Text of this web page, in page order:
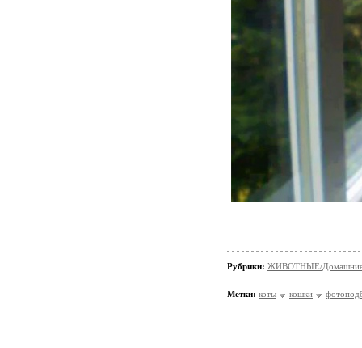
Рубрики: ЖИВОТНЫЕ/Домашние
Метки: коты кошки